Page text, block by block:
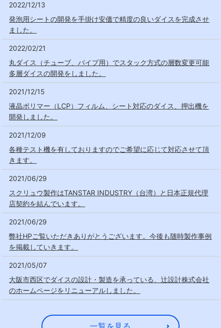
2022/12/13
発泡用シートの開発を手掛け安価で精度の良いダイスを完成させ
ました。
2022/02/21
丸ダイス（チューブ、パイプ用）でスタック方式の層数変更可能
多層ダイスの開発をしました。
2021/12/15
液晶ポリマー（LCP）フィルム、シート対応のダイス、押出機を
開発しました。
2021/12/09
各種テスト機を有しておりますのでご希望に応じて対応させて頂
きます。
2021/06/29
スクリュウ製作はTANSTAR INDUSTRY（台湾）と日本正規代理
店契約を結んでいます。
2021/06/29
弊社HPご覧いただきありがとうございます。今後も随時製作事例
を掲載していきます。
2021/05/07
大阪市西区でダイスの設計・製造を承っている、辻設計株式会社
のホームページをリニューアルしました。
一覧を見る